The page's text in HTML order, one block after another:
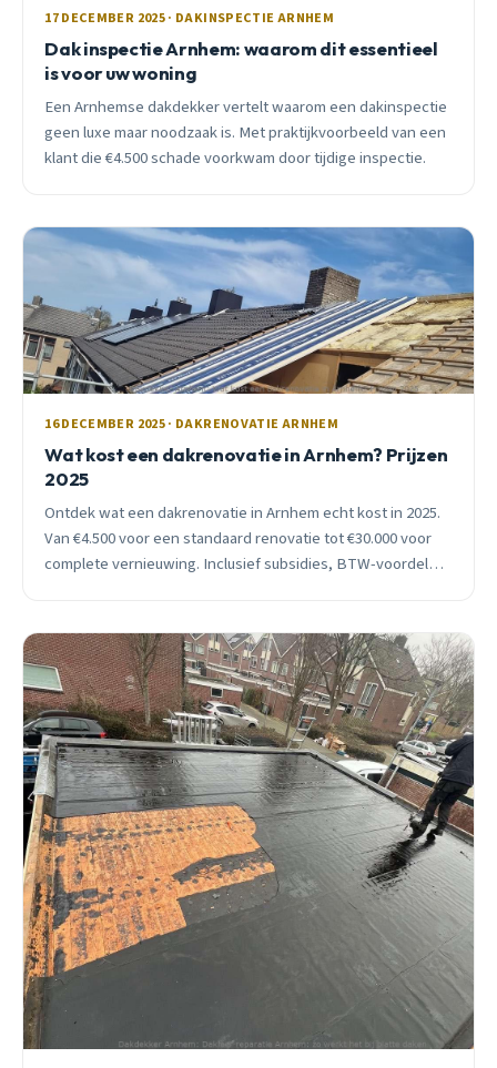
17 DECEMBER 2025 · DAKINSPECTIE ARNHEM
Dak inspectie Arnhem: waarom dit essentieel
is voor uw woning
Een Arnhemse dakdekker vertelt waarom een dakinspectie
geen luxe maar noodzaak is. Met praktijkvoorbeeld van een
klant die €4.500 schade voorkwam door tijdige inspectie.
16 DECEMBER 2025 · DAKRENOVATIE ARNHEM
Wat kost een dakrenovatie in Arnhem? Prijzen
2025
Ontdek wat een dakrenovatie in Arnhem echt kost in 2025.
Van €4.500 voor een standaard renovatie tot €30.000 voor
complete vernieuwing. Inclusief subsidies, BTW-voordelen